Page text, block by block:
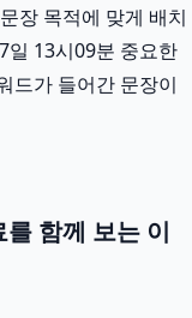
장 목적에 맞게 배치
일 13시09분 중요한
드가 들어간 문장이
함께 보는 이